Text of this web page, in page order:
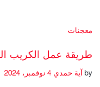
معجنات
طريقة عمل الكريب
byآية حمدي